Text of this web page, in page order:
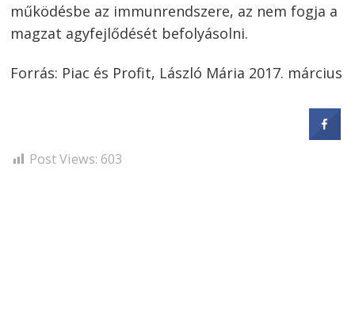
működésbe az immunrendszere, az nem fogja a
magzat agyfejlődését befolyásolni.
Forrás: Piac és Profit, László Mária 2017. március
Post Views: 603